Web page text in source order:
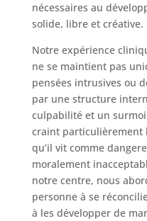
nécessaires au
solide, libre et créative.
Notre expérience
ne se maintient pas
pensées intrusives ou
par une structure
culpabilité et un
craint particulièrement
qu’il vit comme
moralement
notre centre, nous
personne à se
à les développer de